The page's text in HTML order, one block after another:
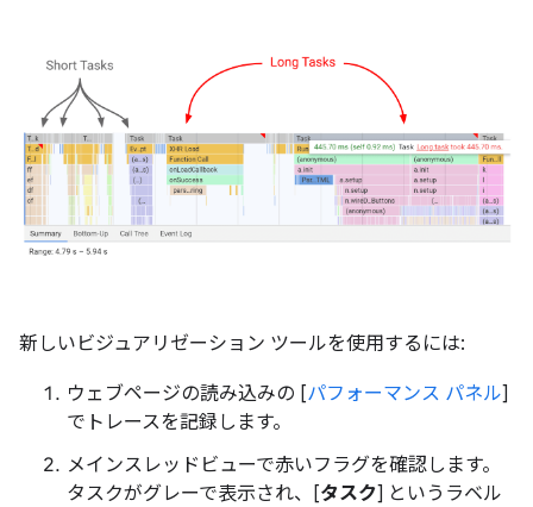
新しいビジュアリゼーション ツールを使用するには:
ウェブページの読み込みの [パフォーマンス パネル]
でトレースを記録します。
メインスレッドビューで赤いフラグを確認します。
タスクがグレーで表示され、[タスク] というラベル